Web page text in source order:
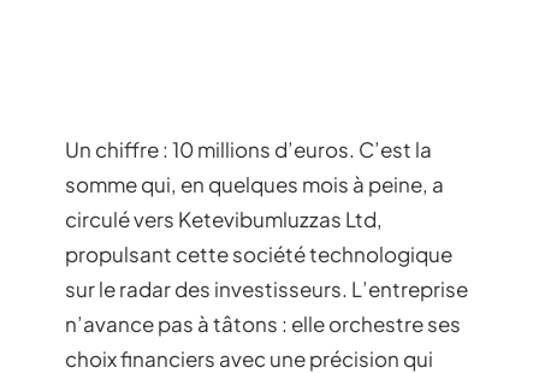
Un chiffre : 10 millions d’euros. C’est la
somme qui, en quelques mois à peine, a
circulé vers Ketevibumluzzas Ltd,
propulsant cette société technologique
sur le radar des investisseurs. L’entreprise
n’avance pas à tâtons : elle orchestre ses
choix financiers avec une précision qui